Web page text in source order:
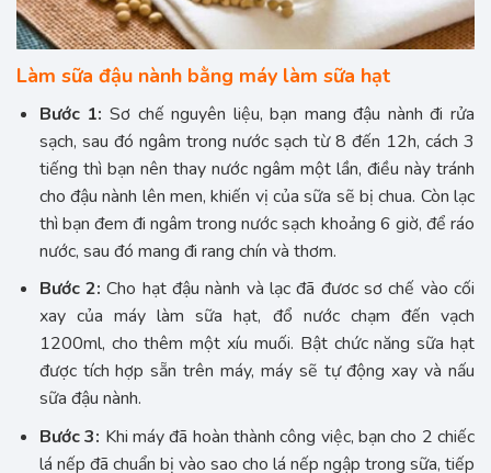
Làm sữa đậu nành bằng máy làm sữa hạt
Bước 1: Sơ chế nguyên liệu, bạn mang đậu nành đi rửa
sạch, sau đó ngâm trong nước sạch từ 8 đến 12h, cách 3
tiếng thì bạn nên thay nước ngâm một lần, điều này tránh
cho đậu nành lên men, khiến vị của sữa sẽ bị chua. Còn lạc
thì bạn đem đi ngâm trong nước sạch khoảng 6 giờ, để ráo
nước, sau đó mang đi rang chín và thơm.
Bước 2: Cho hạt đậu nành và lạc đã đươc sơ chế vào cối
xay của máy làm sữa hạt, đổ nước chạm đến vạch
1200ml, cho thêm một xíu muối. Bật chức năng sữa hạt
được tích hợp sẵn trên máy, máy sẽ tự động xay và nấu
sữa đậu nành.
Bước 3: Khi máy đã hoàn thành công việc, bạn cho 2 chiếc
lá nếp đã chuẩn bị vào sao cho lá nếp ngập trong sữa, tiếp